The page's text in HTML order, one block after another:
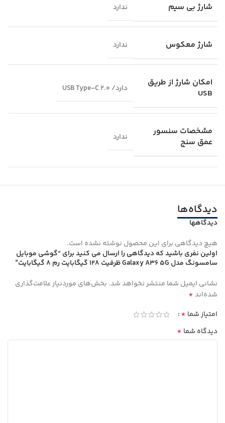
شارژ بی سیم ندارد
شارژ معکوس ندارد
امکان شارژ از طریق
USB
دارد/ USB Type-C 2.0
مشخصات سنسور
عمق سنج
ندارد
دیدگاه‌ها
دیدگاهها
هیچ دیدگاهی برای این محصول نوشته نشده است.
اولین نفری باشید که دیدگاهی را ارسال می کنید برای “گوشی موبايل
سامسونگ مدل Galaxy A36 5G ظرفیت 128 گیگابایت رم 8 گیگابایت”
نشانی ایمیل شما منتشر نخواهد شد. بخش‌های موردنیاز علامت‌گذاری
شده‌اند*
امتیاز شما *
دیدگاه شما *